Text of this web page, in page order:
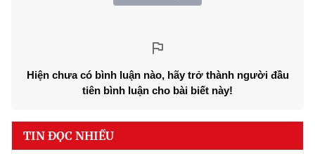
Hiện chưa có bình luận nào, hãy trở thành người đầu
tiên bình luận cho bài biết này!
TIN ĐỌC NHIỀU